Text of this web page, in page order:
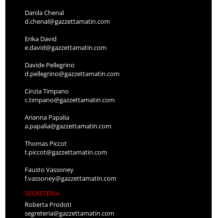
Danila Chenal
d.chenal@gazzettamatin.com
Erika David
e.david@gazzettamatin.com
Davide Pellegrino
d.pellegrino@gazzettamatin.com
Cinzia Timpano
c.timpano@gazzettamatin.com
Arianna Papalia
a.papalia@gazzettamatin.com
Thomas Piccot
t.piccot@gazzettamatin.com
Fausto Vassoney
f.vassoney@gazzettamatin.com
SEGRETERIA
Roberta Prodoti
segreteria@gazzettamatin.com